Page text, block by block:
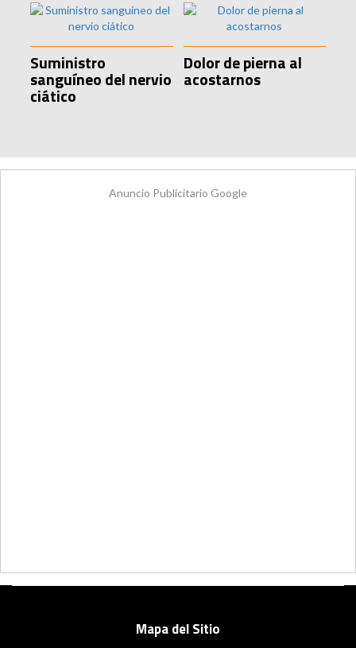
Suministro
sanguíneo del nervio
ciático
Dolor de pierna al
acostarnos
Anuncio Publicitario Google
Mapa del Sitio